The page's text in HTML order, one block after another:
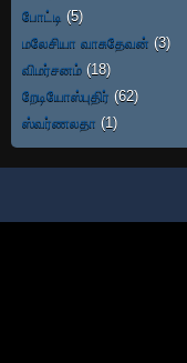
போட்டி (5)
மலேசியா வாசுதேவன் (3)
விமர்சனம் (18)
றேடியோஸ்புதிர் (62)
ஸ்வர்ணலதா (1)